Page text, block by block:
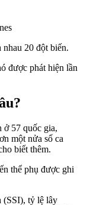
20 đột biến.
được phát hiện lần
ở 57 quốc gia,
một nửa số ca
biết thêm.
thể phụ được ghi
(SSI), tỷ lệ lây